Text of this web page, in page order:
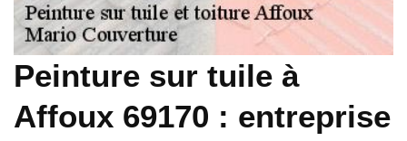
Peinture sur tuile à
Affoux 69170 : entreprise